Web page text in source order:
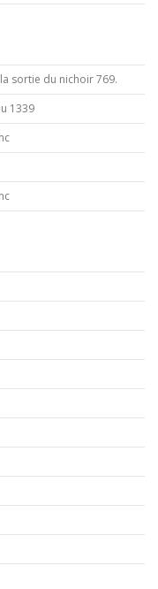
sortie du nichoir 769.
1339